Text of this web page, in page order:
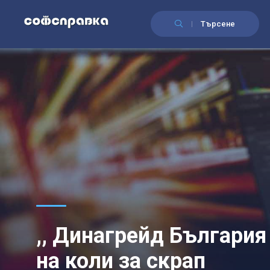
Търсене
,, Динагрейд
на коли за скрап